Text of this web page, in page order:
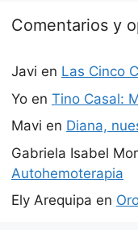
Comentarios y
Javi en Las Cinco
Yo en Tino Casal:
Mavi en Diana,
Gabriela Isabel
Autohemoterapia
Ely Arequipa en